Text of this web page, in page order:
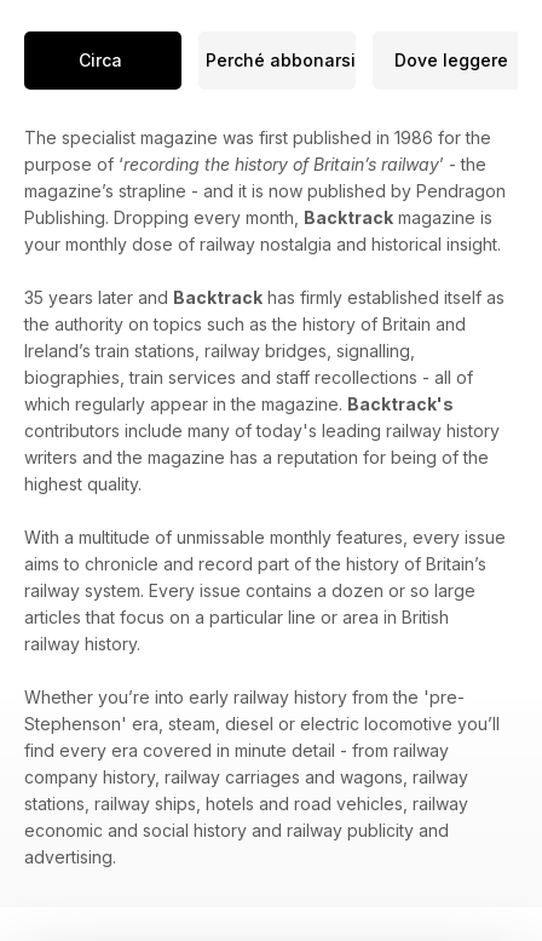
Circa Perché abbonarsi Dove leggere
The specialist magazine was first published in 1986 for the
purpose of ‘recording the history of Britain’s railway’ - the
magazine’s strapline - and it is now published by Pendragon
Publishing. Dropping every month, Backtrack magazine is
your monthly dose of railway nostalgia and historical insight.
35 years later and Backtrack has firmly established itself as
the authority on topics such as the history of Britain and
Ireland’s train stations, railway bridges, signalling,
biographies, train services and staff recollections - all of
which regularly appear in the magazine. Backtrack's
contributors include many of today's leading railway history
writers and the magazine has a reputation for being of the
highest quality.
With a multitude of unmissable monthly features, every issue
aims to chronicle and record part of the history of Britain’s
railway system. Every issue contains a dozen or so large
articles that focus on a particular line or area in British
railway history.
Whether you’re into early railway history from the 'pre-
Stephenson' era, steam, diesel or electric locomotive you’ll
find every era covered in minute detail - from railway
company history, railway carriages and wagons, railway
stations, railway ships, hotels and road vehicles, railway
economic and social history and railway publicity and
advertising.